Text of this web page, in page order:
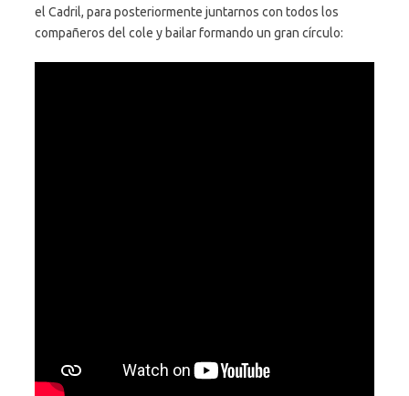
el Cadril, para posteriormente juntarnos con todos los
compañeros del cole y bailar formando un gran círculo: